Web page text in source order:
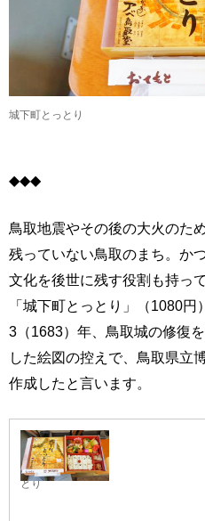
城下町とっとり
◆◆◆
鳥取地震やその後の大火のた
残っていない鳥取のまち。か
文化を後世に残す役割も持っ
「城下町とっとり」（1080
3（1683）年、鳥取城の修復
した絵図の控えで、鳥取県立
作成したと言います。
城下町とっ
とり